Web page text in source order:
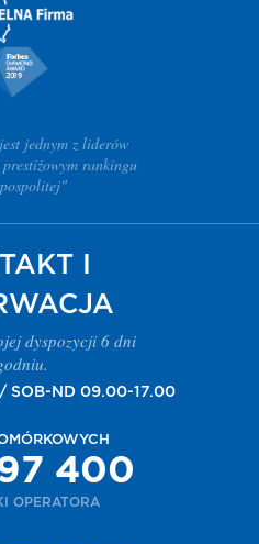
jednym z liderów
rankingu
I
dyspozycji 6 dni
SOB-ND 09.00-17.00
400
OPERATORA